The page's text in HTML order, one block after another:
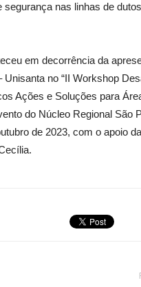
segurança nas linhas de
em decorrência da
Unisanta no “II Workshop
Ações e Soluções para
do Núcleo Regional São
de 2023, com o apoio da